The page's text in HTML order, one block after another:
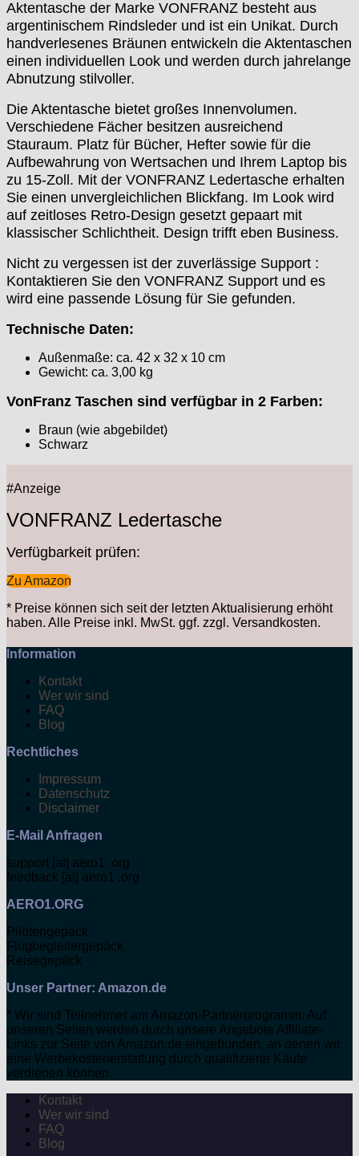
Aktentasche der Marke VONFRANZ besteht aus
argentinischem Rindsleder und ist ein Unikat. Durch
handverlesenes Bräunen entwickeln die Aktentaschen
einen individuellen Look und werden durch jahrelange
Abnutzung stilvoller.
Die Aktentasche bietet großes Innenvolumen.
Verschiedene Fächer besitzen ausreichend
Stauraum. Platz für Bücher, Hefter sowie für die
Aufbewahrung von Wertsachen und Ihrem Laptop bis
zu 15-Zoll. Mit der VONFRANZ Ledertasche erhalten
Sie einen unvergleichlichen Blickfang. Im Look wird
auf zeitloses Retro-Design gesetzt gepaart mit
klassischer Schlichtheit. Design trifft eben Business.
Nicht zu vergessen ist der zuverlässige Support :
Kontaktieren Sie den VONFRANZ Support und es
wird eine passende Lösung für Sie gefunden.
Technische Daten:
Außenmaße: ca. 42 x 32 x 10 cm
Gewicht: ca. 3,00 kg
VonFranz Taschen sind verfügbar in 2 Farben:
Braun (wie abgebildet)
Schwarz
#Anzeige
VONFRANZ Ledertasche
Verfügbarkeit prüfen:
Zu Amazon
* Preise können sich seit der letzten Aktualisierung erhöht
haben. Alle Preise inkl. MwSt. ggf. zzgl. Versandkosten.
Information
Kontakt
Wer wir sind
FAQ
Blog
Rechtliches
Impressum
Datenschutz
Disclaimer
E-Mail Anfragen
support [at] aero1 .org
feedback [at] aero1 .org
AERO1.ORG
Pilotengepäck
Flugbegleitergepäck
Reisegepäck
Unser Partner: Amazon.de
* Wir sind Teilnehmer am Amazon-Partnerprogramm. Auf
unseren Seiten werden durch unsere Angebote Affiliate-
Links zur Seite von Amazon.de eingebunden, an denen wir
eine Werbekostenerstattung durch qualifizierte Käufe
verdienen können.
Kontakt
Wer wir sind
FAQ
Blog